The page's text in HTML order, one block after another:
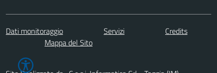
Dati monitoraggio Servizi
Credits
Mappa del Sito